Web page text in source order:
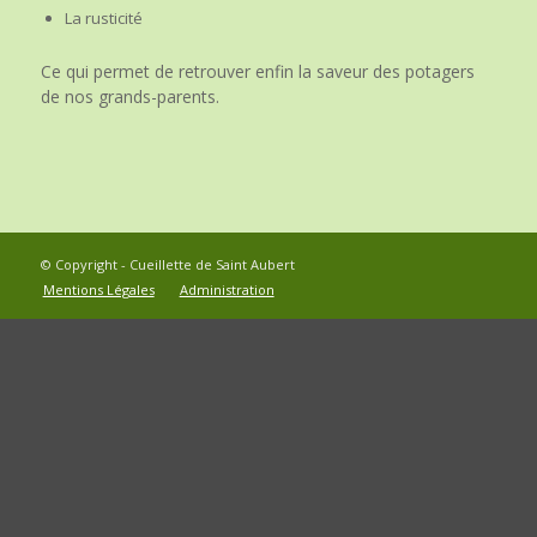
La rusticité
Ce qui permet de retrouver enfin la saveur des potagers
de nos grands-parents.
© Copyright - Cueillette de Saint Aubert
Mentions Légales
Administration